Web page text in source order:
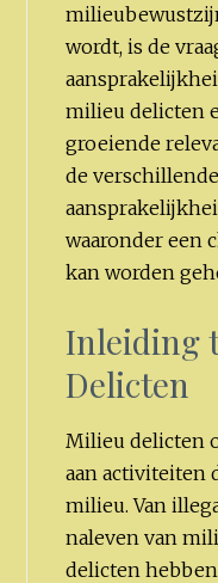
wordt, is de
milieu delicten
groeiende
de
waaronder een
kan worden
Inleiding
Delicten
Milieu delicten
aan activiteiten
milieu. Van
naleven van
delicten